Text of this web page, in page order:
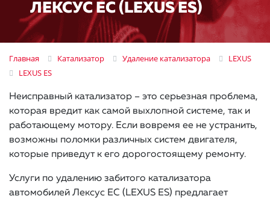
ЛЕКСУС ЕС (LEXUS ES)
Главная Катализатор Удаление катализатора
LEXUS
LEXUS ES
Неисправный катализатор – это серьезная проблема,
которая вредит как самой выхлопной системе, так и
работающему мотору. Если вовремя ее не устранить,
возможны поломки различных систем двигателя,
которые приведут к его дорогостоящему ремонту.
Услуги по удалению забитого катализатора
автомобилей Лексус ЕС (LEXUS ES) предлагает